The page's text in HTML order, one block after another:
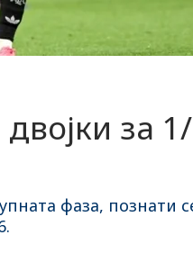
за
фаза, познати